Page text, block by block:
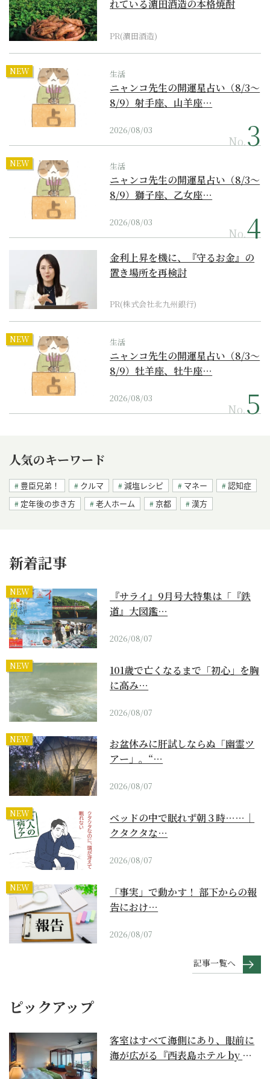
れている濵田酒造の本格焼酎
PR(濵田酒造)
NEW 生活
ニャンコ先生の開運星占い（8/3～
8/9）射手座、山羊座…
2026/08/03
No.
NEW 生活
ニャンコ先生の開運星占い（8/3～
8/9）獅子座、乙女座…
2026/08/03
No.
金利上昇を機に、『守るお金』の
置き場所を再検討
PR(株式会社北九州銀行)
NEW 生活
ニャンコ先生の開運星占い（8/3～
8/9）牡羊座、牡牛座…
2026/08/03
No.
人気のキーワード
豊臣兄弟！ クルマ 減塩レシピ マネー
認知症
定年後の歩き方
老人ホーム 京都 漢方
新着記事
NEW
『サライ』9月号大特集は「『鉄
道』大図鑑…
2026/08/07
NEW
101歳で亡くなるまで「初心」を胸
に高み…
2026/08/07
NEW
お盆休みに肝試しならぬ「幽霊ツ
アー」。“…
2026/08/07
NEW
ベッドの中で眠れず朝３時……｜
クタクタな…
2026/08/07
NEW
「事実」で動かす！ 部下からの報
告におけ…
2026/08/07
記事一覧へ
ピックアップ
客室はすべて海側にあり、眼前に
海が広がる『西表島ホテル by 星